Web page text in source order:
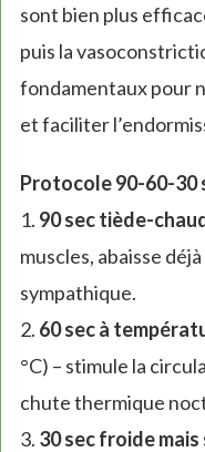
sont bien plus
puis la
fondamentaux pour
et faciliter
Protocole 90-60-30
1. 90 sec tiède-
muscles, abaisse
sympathique.
2. 60 sec à
°C) – stimule la
chute thermique
3. 30 sec froide